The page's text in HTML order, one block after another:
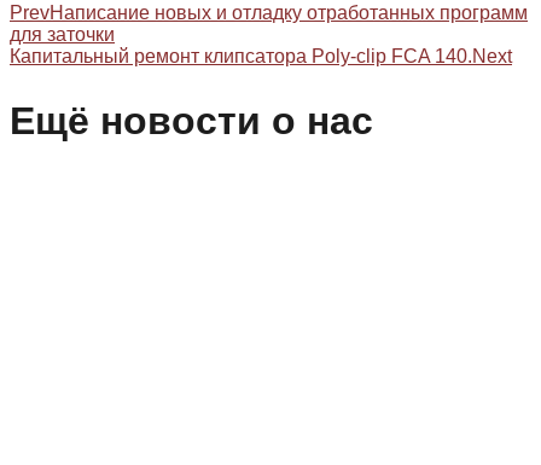
PrevНаписание новых и отладку отработанных программ
для заточки
Капитальный ремонт клипсатора Poly-clip FCA 140.Next
Ещё новости о нас